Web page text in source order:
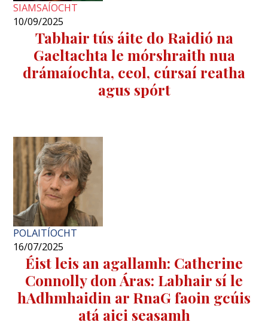
SIAMSAÍOCHT
10/09/2025
Tabhair tús áite do Raidió na
Gaeltachta le mórshraith nua
drámaíochta, ceol, cúrsaí reatha
agus spórt
POLAITÍOCHT
16/07/2025
Éist leis an agallamh: Catherine
Connolly don Áras: Labhair sí le
hAdhmhaidin ar RnaG faoin gcúis
atá aici seasamh